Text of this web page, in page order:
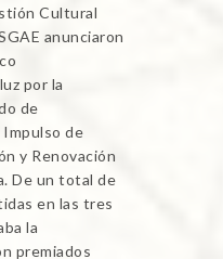
Cultural
anunciaron
por la
de
de
y Renovación
De un total de
en las tres
la
premiados